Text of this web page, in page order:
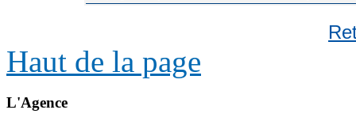
Haut de la page
L'Agence